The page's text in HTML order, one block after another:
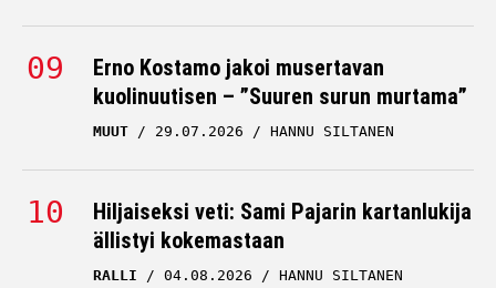
Erno Kostamo jakoi musertavan
kuolinuutisen – ”Suuren surun murtama”
MUUT 29.07.2026 HANNU SILTANEN
Hiljaiseksi veti: Sami Pajarin kartanlukija
ällistyi kokemastaan
RALLI 04.08.2026 HANNU SILTANEN